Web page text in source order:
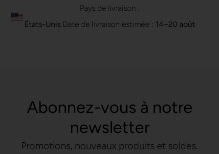
Pays de livraison :
États-UnisDate de livraison estimée : 14⁠–20 août
Abonnez-vous à notre
newsletter
Promotions, nouveaux produits et soldes.